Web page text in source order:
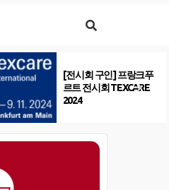
[전시회 구인] 프랑크푸
르트 전시회 TEXCARE
2024